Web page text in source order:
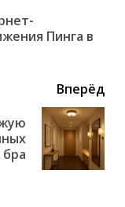
Пинга в
Вперёд